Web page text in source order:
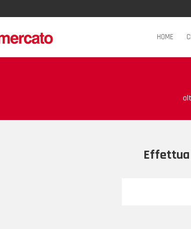
HOME
Effettua